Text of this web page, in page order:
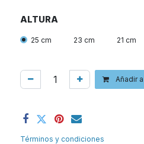
ALTURA
25 cm 23 cm 21 cm
Añadir
Términos y condiciones